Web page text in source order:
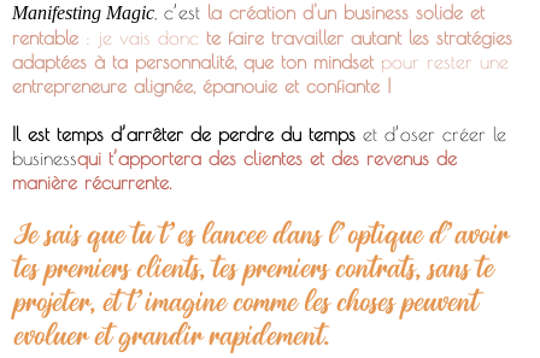
Manifesting Magic , c’est la création d'un business solide et
rentable : je vais donc te faire travailler autant les stratégies
adaptées à ta personnalité, que ton mindset pour rester une
entrepreneure alignée, épanouie et confiante !
Il est temps d’arrêter de perdre du temps et d’oser créer le
businessqui t’apportera des clientes et des revenus de
manière récurrente.
Je sais que tu t’es lancee dans l’optique d’avoir
tes premiers clients, tes premiers contrats, sans te
projeter, et t’imagine comme les choses peuvent
evoluer et grandir rapidement.